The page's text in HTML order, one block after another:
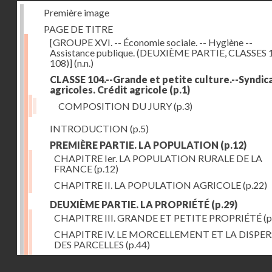
Première image
PAGE DE TITRE
[GROUPE XVI. -- Économie sociale. -- Hygiène --
Assistance publique. (DEUXIÈME PARTIE, CLASSES
108)](n.n.)
CLASSE 104.--Grande et petite culture.--
agricoles. Crédit agricole (p.1)
COMPOSITION DU JURY(p.3)
INTRODUCTION (p.5)
PREMIÈRE PARTIE. LA POPULATION (p.12)
CHAPITRE Ier. LA POPULATION RURALE DE LA
FRANCE(p.12)
CHAPITRE II. LA POPULATION AGRICOLE(p.22)
DEUXIÈME PARTIE. LA PROPRIÉTÉ (p.29)
CHAPITRE III. GRANDE ET PETITE PROPRIÉTÉ
CHAPITRE IV. LE MORCELLEMENT ET LA
DES PARCELLES (p.44)